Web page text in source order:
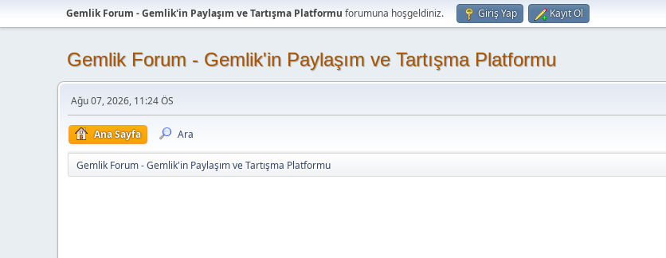
Gemlik Forum - Gemlik'in Paylaşım ve Tartışma Platformu forumuna hoşgeldiniz. Giriş Yap Kayıt Ol
Gemlik Forum - Gemlik'in Paylaşım ve Tartışma Platformu
Ağu 07, 2026, 11:24 ÖS
Ana Sayfa Ara
Gemlik Forum - Gemlik'in Paylaşım ve Tartışma Platformu